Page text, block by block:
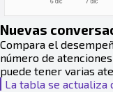
Nuevas
Compara el
número de
puede tener varias
La tabla se actualiza